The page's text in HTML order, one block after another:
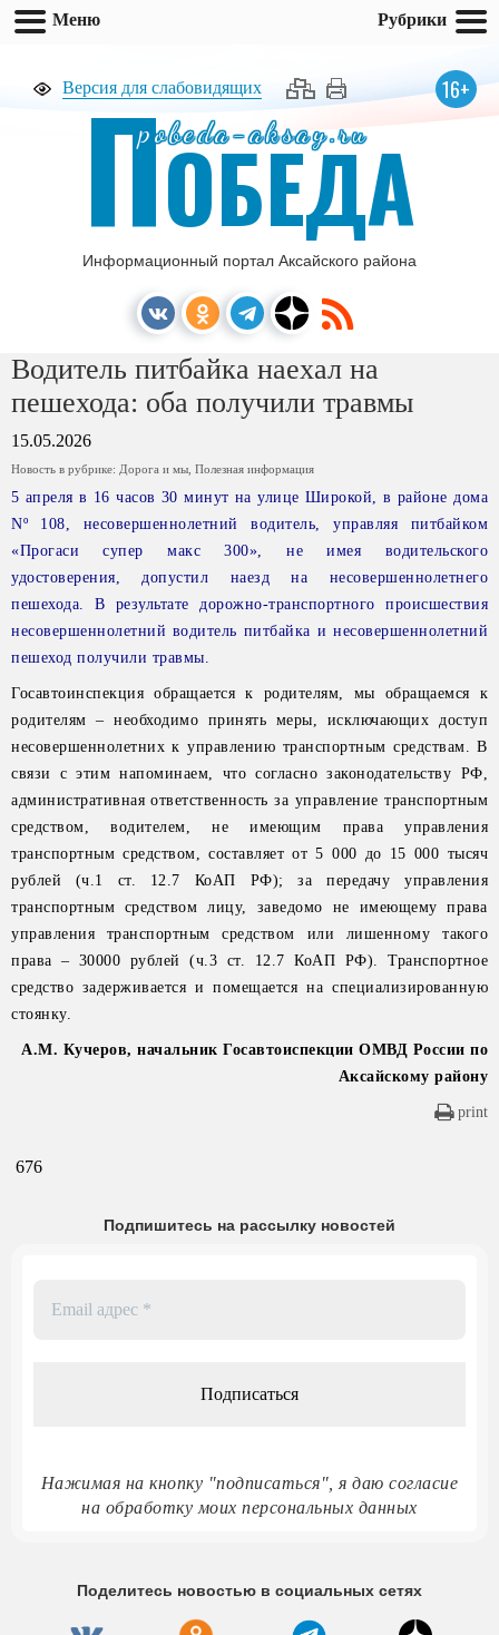
Версия для слабовидящих 16+
pobeda-aksay.ru
ПОБЕДА
Информационный портал Аксайского района
Водитель питбайка наехал на
пешехода: оба получили травмы
15.05.2026
Новость в рубрике: Дорога и мы Полезная информация
5 апреля в 16 часов 30 минут на улице Широкой, в районе дома
Nº 108, несовершеннолетний водитель, управляя питбайком
«Прогаси супер макс 300», не имея водительского
удостоверения, допустил наезд на несовершеннолетнего
пешехода. В результате дорожно-транспортного происшествия
несовершеннолетний водитель питбайка и несовершеннолетний
пешеход получили травмы.
Госавтоинспекция обращается к родителям, мы обращаемся к
родителям – необходимо принять меры, исключающих доступ
несовершеннолетних к управлению транспортным средствам. В
связи с этим напоминаем, что согласно законодательству РФ,
административная ответственность за управление транспортным
средством, водителем, не имеющим права управления
транспортным средством, составляет от 5 000 до 15 000 тысяч
рублей (ч.1 ст. 12.7 КоАП РФ); за передачу управления
транспортным средством лицу, заведомо не имеющему права
управления транспортным средством или лишенному такого
права – 30000 рублей (ч.3 ст. 12.7 КоАП РФ). Транспортное
средство задерживается и помещается на специализированную
стоянку.
А.М. Кучеров, начальник Госавтоиспекции ОМВД России по
Аксайскому району
print
676
Подпишитесь на рассылку новостей
Нажимая на кнопку "подписаться", я даю согласие
на обработку моих персональных данных
Поделитесь новостью в социальных сетях
Меню Рубрики